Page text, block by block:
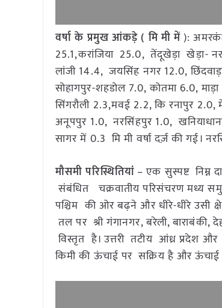
वर्षा के प्रमुख आंकड़े ( मि मी में ):
25.1,करांजिया 25.0, तेंदूखेड़ा खेड़ा-
लांजी 14.4, जयसिंह नगर 12.0,
सोहागपुर-शहडोल 7.0, कोतमा 6.0,
सिंगरौली 2.3,मवई 2.2, कि रनापुर 2.0,
अनूपपुर 1.0, नरसिंहपुर 1.0,
सागर में 0.3 मि मी वर्षा दर्ज़ की गई।
मौसमी परिस्थितियां– एक सुस्पष्ट निम्न
संबंधित चक्रवातीय परिसंचरण मध्य
पश्चिम की ओर बढ़ने और धीरे-धीरे उसी
तल पर श्री गंगानगर, बरेली,
विस्तृत है। उत्तरी तटीय आंध्र प्रदेश
किमी की ऊंचाई पर सक्रिय है और